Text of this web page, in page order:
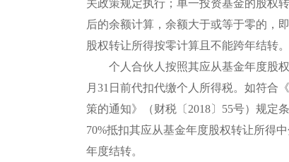
关政策规定执行；单一投资基金的股权
后的余额计算，余额大于或等于零的，
股权转让所得按零计算且不能跨年结转。
个人合伙人按照其应从基金年度股权
月31日前代扣代缴个人所得税。如符合
策的通知》（财税〔2018〕55号）规定
70%抵扣其应从基金年度股权转让所得
年度结转。